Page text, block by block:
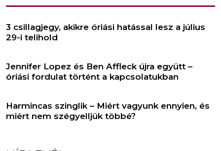
3 csillagjegy, akikre óriási hatással lesz a július
29-i telihold
Jennifer Lopez és Ben Affleck újra együtt –
óriási fordulat történt a kapcsolatukban
Harmincas szinglik – Miért vagyunk ennyien, és
miért nem szégyelljük többé?